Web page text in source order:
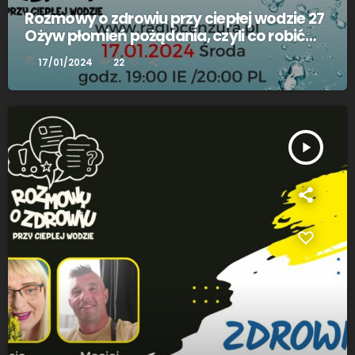
Rozmowy o zdrowiu przy ciepłej wodzie 27
Ożyw płomień pożądania, czyli co robić
żeby mieć ochotę na seks Marta
Wilczewska
today 17/01/2024 22
play_arrow